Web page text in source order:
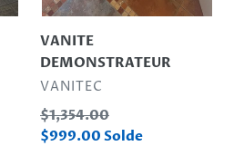
VANITE
DEMONSTRATEUR
DISTRIBUTEUR
VANITEC
Prix
normal
$1,354.00
Prix
$999.00 Solde